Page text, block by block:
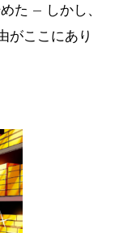
た – しかし、
がここにあり